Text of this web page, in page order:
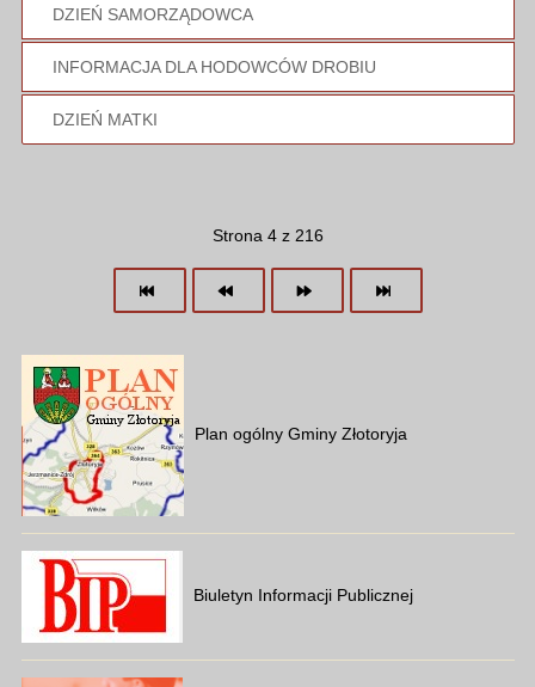
DZIEŃ SAMORZĄDOWCA
INFORMACJA DLA HODOWCÓW DROBIU
DZIEŃ MATKI
Strona 4 z 216
Plan ogólny Gminy Złotoryja
Biuletyn Informacji Publicznej